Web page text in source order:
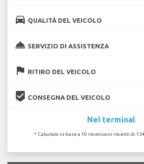
directions_car QUALITÀ DEL VEICOLO
room_service SERVIZIO DI ASSISTENZA
flag RITIRO DEL VEICOLO
beenhere CONSEGNA DEL VEICOLO
Nel terminal
* Calcolato in base a 10 recensioni recenti di